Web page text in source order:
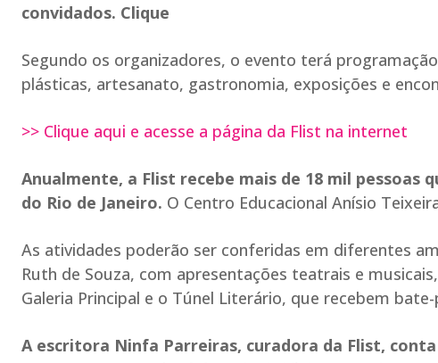
convidados. Clique
Segundo os organizadores, o evento terá
plásticas, artesanato, gastronomia, exposições e
>> Clique aqui e acesse a página da Flist na internet
Anualmente, a Flist recebe mais de 18 mil
do Rio de Janeiro. O Centro Educacional Anísio
As atividades poderão ser conferidas em diferentes
Ruth de Souza, com apresentações teatrais e
Galeria Principal e o Túnel Literário, que recebem
A escritora Ninfa Parreiras, curadora da Flist,